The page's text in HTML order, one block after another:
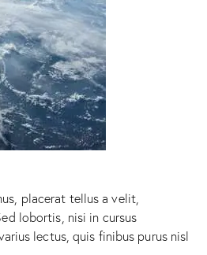
placerat tellus a velit,
lobortis, nisi in cursus
lectus, quis finibus purus nisl